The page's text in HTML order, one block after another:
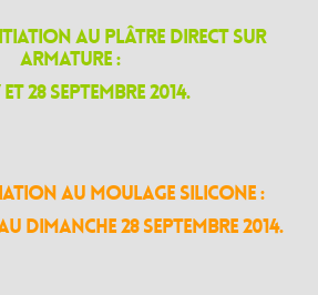
au plâtre direct sur
armature :
et 28 septembre 2014.
au moulage silicone :
dimanche 28 septembre 2014.